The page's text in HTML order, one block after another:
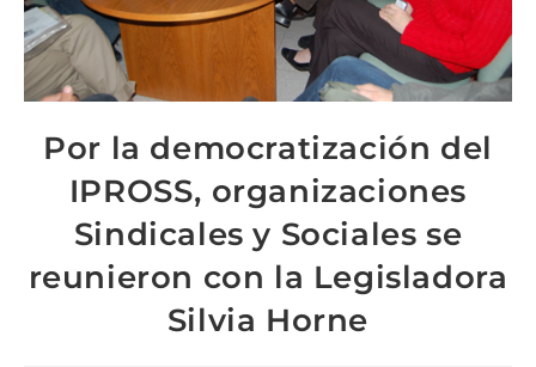
Por la democratización del
IPROSS, organizaciones
Sindicales y Sociales se
reunieron con la Legisladora
Silvia Horne